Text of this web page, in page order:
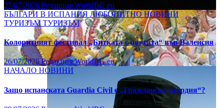
27/07/2026 Редакция WorldBG.eu
БЪЛГАРИ В ИСПАНИЯ ЛЮБОПИТНОНОВИНИ
ТУРИЗЪМТУРИЗЪМ
Колоритният фестивал „Битката с цветята“ във Валенсия
26/07/2026Редакция WorldBG.eu
НАЧАЛО НОВИНИ
Защо испанската Guardia Civil е „Гражданска гвардия“?